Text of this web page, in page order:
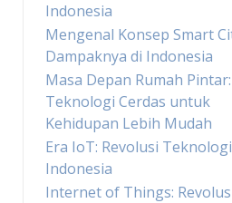
Indonesia
Mengenal Konsep Smart
Dampaknya di Indonesia
Masa Depan Rumah Pintar:
Teknologi Cerdas untuk
Kehidupan Lebih Mudah
Era IoT: Revolusi
Indonesia
Internet of Things: